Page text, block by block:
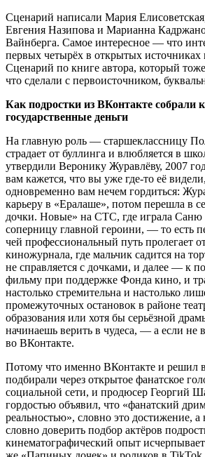
Сценарий написали Мария
Евгения Назипова и Марианна
Вайнберга. Самое интересное — что
первых четырёх в открытых источниках
Сценарий по книге автора, который
что сделали с первоисточником,
Как подростки из ВКонтакте собрали
государственные деньги
На главную роль — старшеклассницу
страдает от буллинга и влюбляется в
утвердили Веронику Журавлёву, 2007
вам кажется, что вы уже где-то её
одновременно вам нечем гордиться:
карьеру в «Ералаше», потом перешла в
дочки. Новые» на СТС, где играла
соперницу главной героини, — то есть
чей профессиональный путь пролегает
киножурнала, где мальчик садится на
не справляется с дочками, и далее — к
фильму при поддержке Фонда кино, и
настолько стремительна и настолько
промежуточных остановок в районе
образования или хотя бы серьёзной
начинаешь верить в чудеса, — а если не
во ВКонтакте.
Потому что именно ВКонтакте и решил
подбирали через открытое фанатское
социальной сети, и продюсер Георгий
гордостью объявил, что «фанатский
реальностью», словно это достижение,
словно доверить подбор актёров
кинематографический опыт